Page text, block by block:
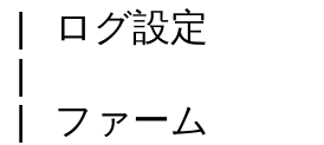
| ログ設定
| ファーム